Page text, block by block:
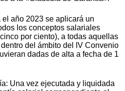
año 2023 se aplicará un
los conceptos salariales
por ciento), a todas aquellas
del ámbito del IV Convenio
dadas de alta a fecha de 1
Una vez ejecutada y liquidada